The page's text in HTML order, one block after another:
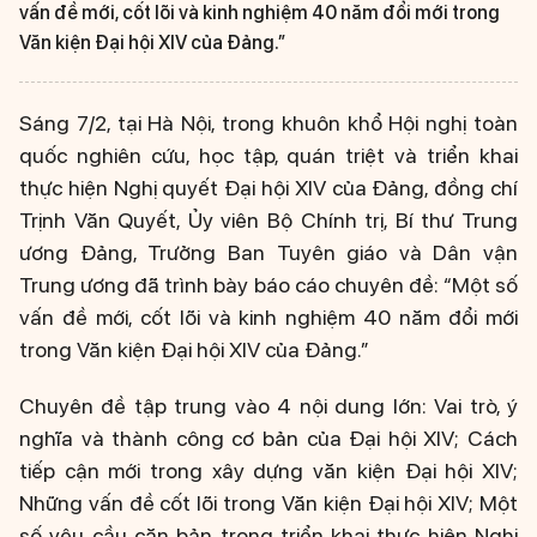
vấn đề mới, cốt lõi và kinh nghiệm 40 năm đổi mới trong
Văn kiện Đại hội XIV của Đảng.”
Sáng 7/2, tại Hà Nội, trong khuôn khổ Hội nghị toàn
quốc nghiên cứu, học tập, quán triệt và triển khai
thực hiện Nghị quyết Đại hội XIV của Đảng, đồng chí
Trịnh Văn Quyết, Ủy viên Bộ Chính trị, Bí thư Trung
ương Đảng, Trưởng Ban Tuyên giáo và Dân vận
Trung ương đã trình bày báo cáo chuyên đề: “Một số
vấn đề mới, cốt lõi và kinh nghiệm 40 năm đổi mới
trong Văn kiện Đại hội XIV của Đảng.”
Chuyên đề tập trung vào 4 nội dung lớn: Vai trò, ý
nghĩa và thành công cơ bản của Đại hội XIV; Cách
tiếp cận mới trong xây dựng văn kiện Đại hội XIV;
Những vấn đề cốt lõi trong Văn kiện Đại hội XIV; Một